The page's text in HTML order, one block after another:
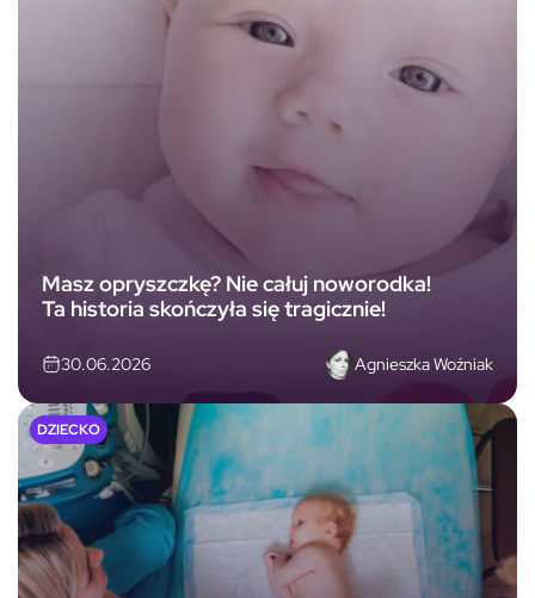
Masz opryszczkę? Nie całuj noworodka!
Ta historia skończyła się tragicznie!
30.06.2026 Agnieszka Woźniak
DZIECKO